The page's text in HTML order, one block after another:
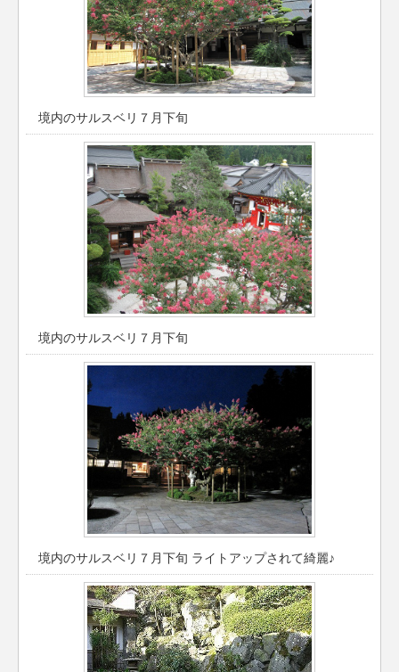
境内のサルスベリ７月下旬
境内のサルスベリ７月下旬
境内のサルスベリ７月下旬 ライトアップされて綺麗♪